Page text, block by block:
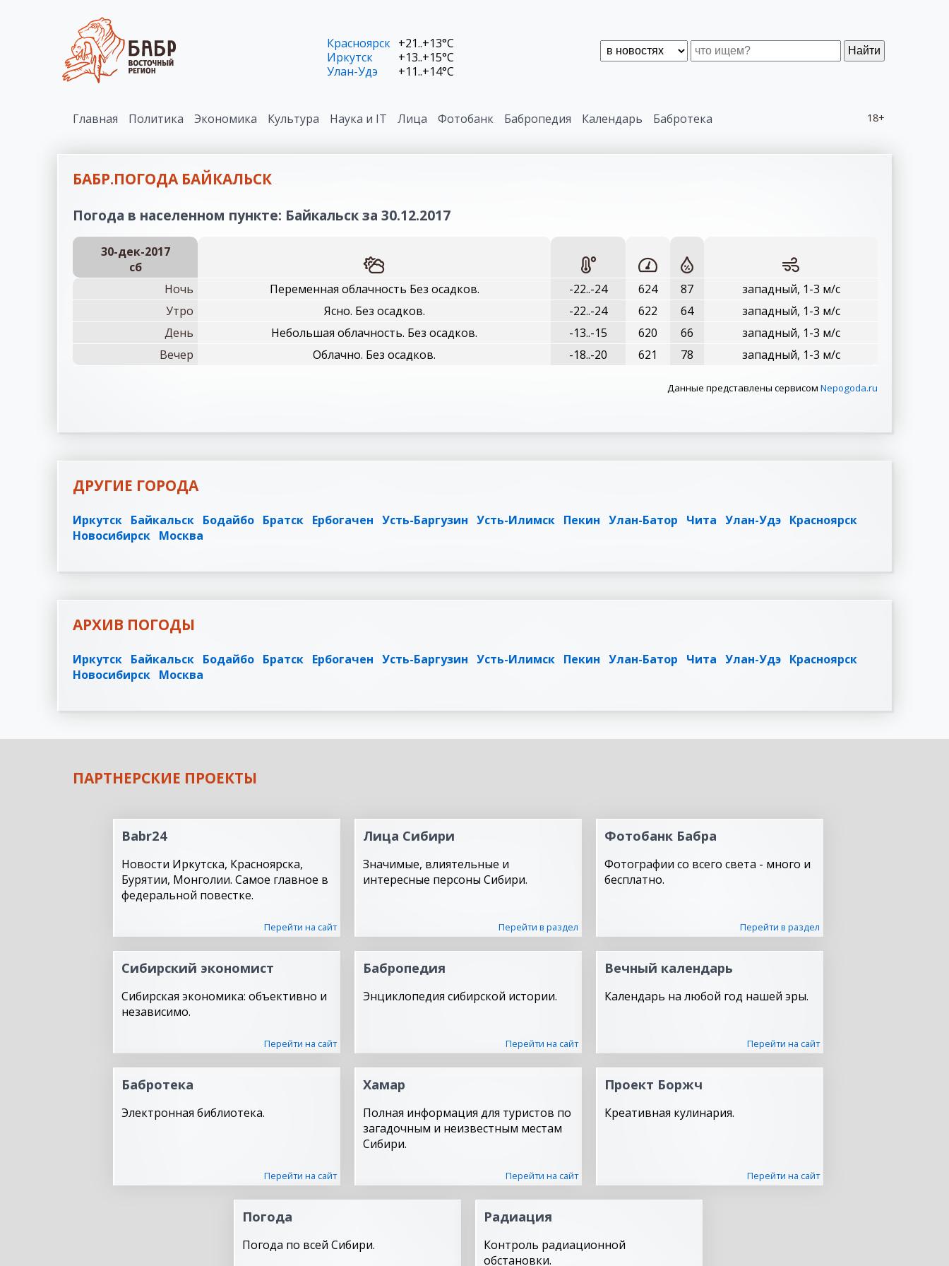
Найти
Красноярск +21..+13°C
Иркутск
+13..+15°C
Улан-Удэ
+11..+14°C
18+
Главная Политика Экономика Культура Наука и IT Лица Фотобанк Бабропедия Календарь Бабротека
БАБР.ПОГОДА БАЙКАЛЬСК
Погода в населенном пункте: Байкальск за 30.12.2017
30-дек-2017
сб
Ночь
Переменная облачность Без осадков. -22..-24 624 87
западный, 1-3 м/с
Утро
Ясно. Без осадков. -22..-24 622 64
западный, 1-3 м/с
День
Небольшая облачность. Без осадков. -13..-15 620 66
западный, 1-3 м/с
Вечер
Облачно. Без осадков. -18..-20 621 78 западный, 1-3 м/с
Данные представлены сервисом Nepogoda.ru
ДРУГИЕ ГОРОДА
Иркутск Байкальск Бодайбо Братск Ербогачен Усть-Баргузин Усть-Илимск Пекин Улан-Батор Чита Улан-Удэ Красноярск
Новосибирск Москва
АРХИВ ПОГОДЫ
Иркутск Байкальск Бодайбо Братск Ербогачен Усть-Баргузин Усть-Илимск Пекин Улан-Батор Чита Улан-Удэ Красноярск
Новосибирск Москва
ПАРТНЕРСКИЕ ПРОЕКТЫ
Babr24
Новости Иркутска, Красноярска,
Бурятии, Монголии. Самое главное в
федеральной повестке.
Перейти на сайт
Лица Сибири
Значимые, влиятельные и
интересные персоны Сибири.
Перейти в раздел
Фотобанк Бабра
Фотографии со всего света - много и
бесплатно.
Перейти в раздел
Сибирский экономист
Сибирская экономика: объективно и
независимо.
Перейти на сайт
Бабропедия
Энциклопедия сибирской истории.
Перейти на сайт
Вечный календарь
Календарь на любой год нашей эры.
Перейти на сайт
Бабротека
Электронная библиотека.
Перейти на сайт
Хамар
Полная информация для туристов по
загадочным и неизвестным местам
Сибири.
Перейти на сайт
Проект Боржч
Креативная кулинария.
Перейти на сайт
Погода
Погода по всей Сибири.
Радиация
Контроль радиационной
обстановки.